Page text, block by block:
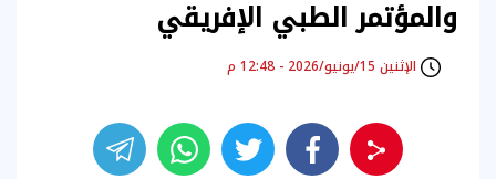
والمؤتمر الطبي الإفريقي
الإثنين 15/يونيو/2026 - 12:48 م